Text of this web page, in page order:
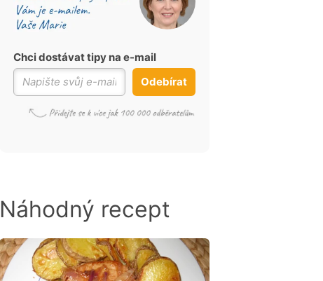
Chci dostávat tipy na e-mail
Odebírat
Náhodný recept